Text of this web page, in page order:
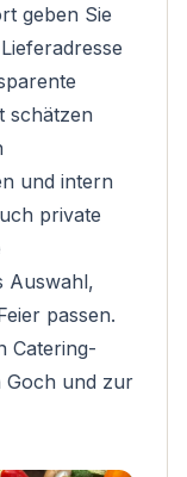
geben Sie
schätzen
und intern
private
Auswahl,
passen.
Catering-
Goch und zur